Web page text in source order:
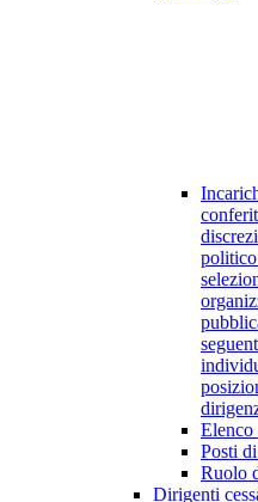
politico
Elenco
Posti
Ruolo
Dirigenti